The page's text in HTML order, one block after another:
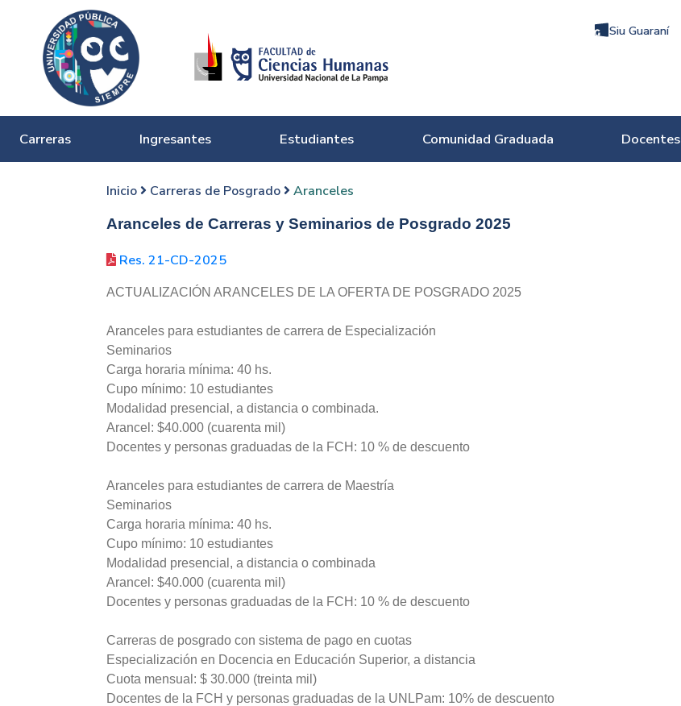
Siu Guaraní
Carreras Ingresantes Estudiantes Comunidad Graduada Docentes
Inicio Carreras de Posgrado Aranceles
Aranceles de Carreras y Seminarios de Posgrado 2025
Res. 21-CD-2025
ACTUALIZACIÓN ARANCELES DE LA OFERTA DE POSGRADO 2025
Aranceles para estudiantes de carrera de Especialización
Seminarios
Carga horaria mínima: 40 hs.
Cupo mínimo: 10 estudiantes
Modalidad presencial, a distancia o combinada.
Arancel: $40.000 (cuarenta mil)
Docentes y personas graduadas de la FCH: 10 % de descuento
Aranceles para estudiantes de carrera de Maestría
Seminarios
Carga horaria mínima: 40 hs.
Cupo mínimo: 10 estudiantes
Modalidad presencial, a distancia o combinada
Arancel: $40.000 (cuarenta mil)
Docentes y personas graduadas de la FCH: 10 % de descuento
Carreras de posgrado con sistema de pago en cuotas
Especialización en Docencia en Educación Superior, a distancia
Cuota mensual: $ 30.000 (treinta mil)
Docentes de la FCH y personas graduadas de la UNLPam: 10% de descuento